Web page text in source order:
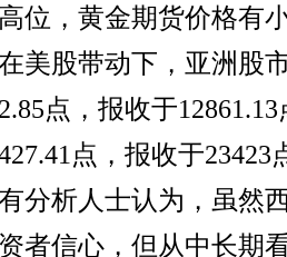
位，黄金期货价格有
股带动下，亚洲股市
点，报收于
427.41点，报收于
析人士认为，虽然西
者信心，但从中长期